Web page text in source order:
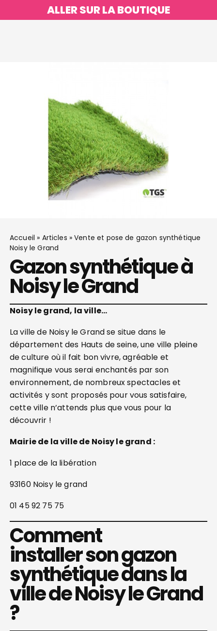
ALLER SUR LA BOUTIQUE
Accueil » Articles »Vente et pose de gazon synthétique
Noisy le Grand
Gazon synthétique à
Noisy le Grand
Noisy le grand, la ville…
La ville de Noisy le Grand se situe dans le
département des Hauts de seine, une ville pleine
de culture où il fait bon vivre, agréable et
magnifique vous serai enchantés par son
environnement, de nombreux spectacles et
activités y sont proposés pour vous satisfaire,
cette ville n’attends plus que vous pour la
découvrir !
Mairie de la ville de Noisy le grand :
1 place de la libération
93160 Noisy le grand
01 45 92 75 75
Comment
installer son gazon
synthétique dans la
ville de Noisy le Grand
?